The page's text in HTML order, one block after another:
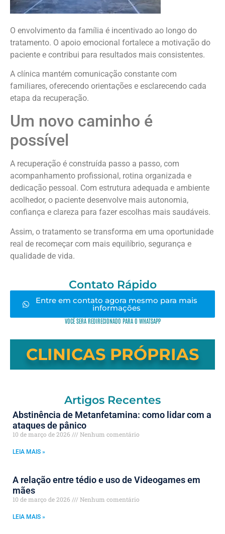
O envolvimento da família é incentivado ao longo do
tratamento. O apoio emocional fortalece a motivação do
paciente e contribui para resultados mais consistentes.
A clínica mantém comunicação constante com
familiares, oferecendo orientações e esclarecendo cada
etapa da recuperação.
Um novo caminho é
possível
A recuperação é construída passo a passo, com
acompanhamento profissional, rotina organizada e
dedicação pessoal. Com estrutura adequada e ambiente
acolhedor, o paciente desenvolve mais autonomia,
confiança e clareza para fazer escolhas mais saudáveis.
Assim, o tratamento se transforma em uma oportunidade
real de recomeçar com mais equilíbrio, segurança e
qualidade de vida.
Contato Rápido
Entre em contato agora mesmo para mais
informações
VOCÊ SERÁ REDIRECIONADO PARA O WHATSAPP
CLINICAS PRÓPRIAS
Artigos Recentes
Abstinência de Metanfetamina: como lidar com a
ataques de pânico
10 de março de 2026 Nenhum comentário
LEIA MAIS »
A relação entre tédio e uso de Videogames em
mães
10 de março de 2026 Nenhum comentário
LEIA MAIS »